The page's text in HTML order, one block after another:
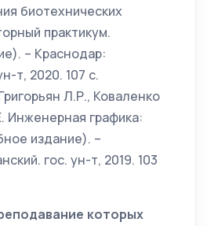
биотехнических
практикум.
– Краснодар:
т, 2020. 107 с.
Л.Р., Коваленко
Инженерная графика:
издание). –
гос. ун-т, 2019. 103
которых